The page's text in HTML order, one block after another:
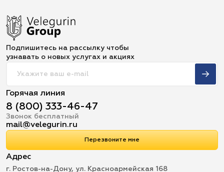
Подпишитесь на рассылку чтобы
узнавать о новых услугах и акциях
Горячая линия
8 (800) 333-46-47
Звонок бесплатный
mail@velegurin.ru
Перезвоните мне
Адрес
г. Ростов-на-Дону, ул. Красноармейская 168